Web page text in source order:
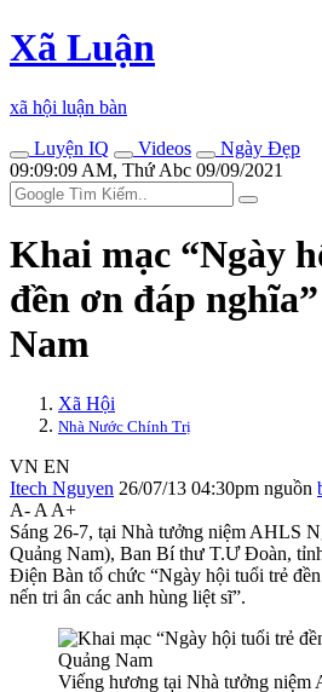
Xã Luận
xã hội luận bàn
Luyện IQ
Videos
Ngày Đẹp
09:09:09 AM, Thứ Abc 09/09/2021
Khai mạc “Ngày
đền ơn đáp
Nam
Xã Hội
Nhà Nước Chính Trị
VN EN
Itech Nguyen 26/07/13 04:30pm nguồn
A- A A+
Sáng 26-7, tại Nhà tưởng niệm AHLS
Quảng Nam), Ban Bí thư T.Ư Đoàn,
Điện Bàn tổ chức “Ngày hội tuổi trẻ
nến tri ân các anh hùng liệt sĩ”.
Viếng hương tại Nhà tưởng niệm